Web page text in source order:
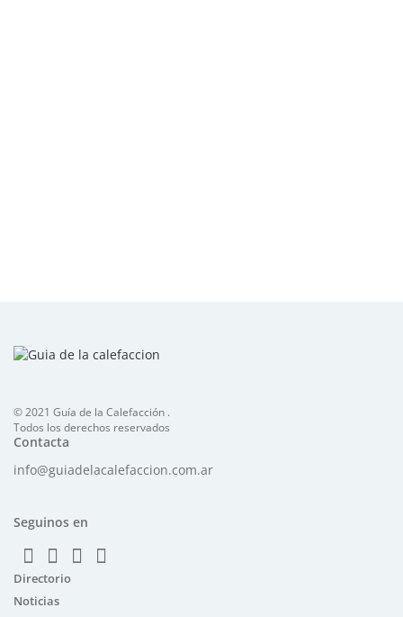
© 2021 Guía de la Calefacción .
Todos los derechos reservados
Contacta
info@guiadelacalefaccion.com.ar
Seguinos en
Directorio
Noticias